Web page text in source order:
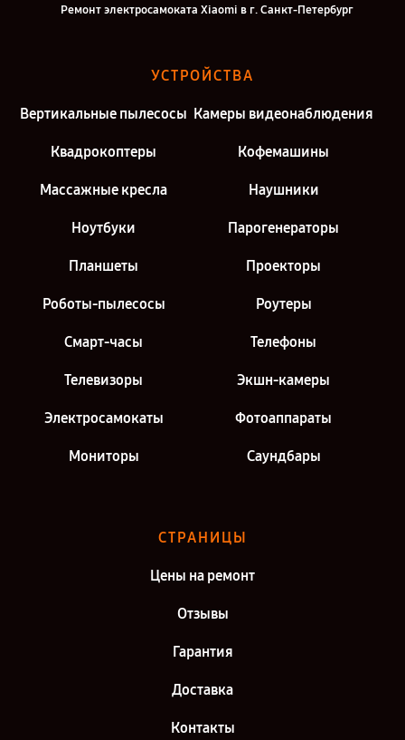
Ремонт электросамоката Xiaomi в г. Санкт-Петербург
УСТРОЙСТВА
Вертикальные пылесосы Камеры видеонаблюдения
Квадрокоптеры Кофемашины
Массажные кресла Наушники
Ноутбуки Парогенераторы
Планшеты Проекторы
Роботы-пылесосы Роутеры
Смарт-часы Телефоны
Телевизоры Экшн-камеры
Электросамокаты Фотоаппараты
Мониторы Саундбары
СТРАНИЦЫ
Цены на ремонт
Отзывы
Гарантия
Доставка
Контакты